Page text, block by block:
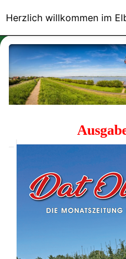
Herzlich willkommen im